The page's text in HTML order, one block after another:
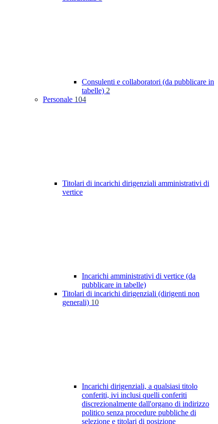
Consulenti e collaboratori (da pubblicare in
tabelle) 2
Personale 104
Titolari di incarichi dirigenziali amministrativi di
vertice
Incarichi amministrativi di vertice (da
pubblicare in tabelle)
Titolari di incarichi dirigenziali (dirigenti non
generali) 10
Incarichi dirigenziali, a qualsiasi titolo
conferiti, ivi inclusi quelli conferiti
discrezionalmente dall'organo di indirizzo
politico senza procedure pubbliche di
selezione e titolari di posizione